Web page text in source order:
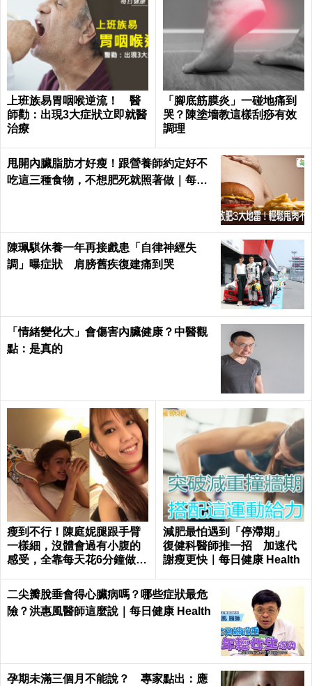
上班族易胃咽喉逆流！ 醫
師勸：出現3大症狀立即就醫
治療
「腳底筋膜炎」一碰地痛到
哭？陳塗墻教這樣刮痧有效
調理
甩開內臟脂肪才好瘦！跟營養師約定好不
吃這三種食物，不想肥死就照著做｜每日
陳珮騏休養一年再接戲患「自律神經失
調」曝症狀 肩膀舊疾復建痛到哭
「情緒變化大」會傷害內臟健康？中醫觀
點：是真的
瘦到不行！陳庭妮腿跟手臂
一樣細，沒體會過有小腹的
感受，全靠每天花6分鐘做這
減肥最怕遇到「停滯期」
復健科醫師推一招 加速代
謝瘦更快｜每日健康 Health
二尖瓣脫垂會得心臟病嗎？哪些症狀最危
險？洪惠風醫師這麼說｜每日健康 Health
孕期未滿三個月不能說？ 專家點出：應